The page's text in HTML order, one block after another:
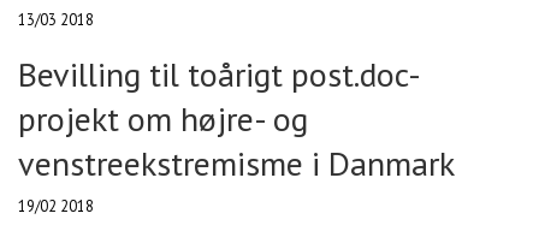
13/03 2018
Bevilling til toårigt post.doc-
projekt om højre- og
venstreekstremisme i Danmark
19/02 2018